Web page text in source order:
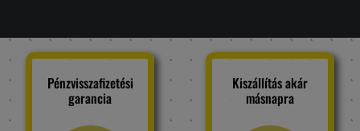
Pénzvisszafizetési
garancia
Kiszállítás akár
másnapra